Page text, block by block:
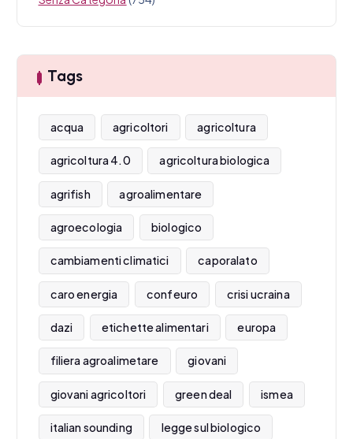
Tags
acqua agricoltori agricoltura
agricoltura 4.0 agricoltura biologica
agrifish agroalimentare
agroecologia biologico
cambiamenti climatici caporalato
caro energia confeuro crisi ucraina
dazi etichette alimentari europa
filiera agroalimetare giovani
giovani agricoltori green deal ismea
italian sounding legge sul biologico